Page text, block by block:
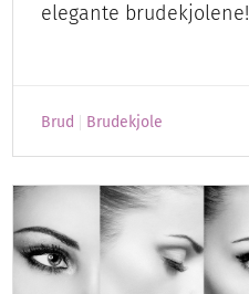
elegante brudekjolene!
Brud Brudekjole